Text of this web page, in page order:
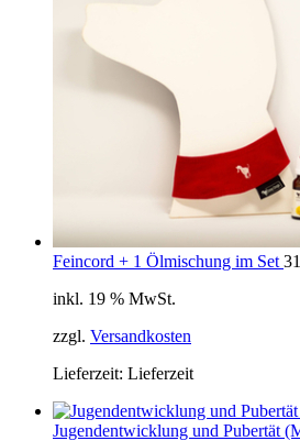
Feincord + 1 Ölmischung im Set
inkl. 19 % MwSt.
zzgl. Versandkosten
Lieferzeit: Lieferzeit
Jugendentwicklung und Pubertät